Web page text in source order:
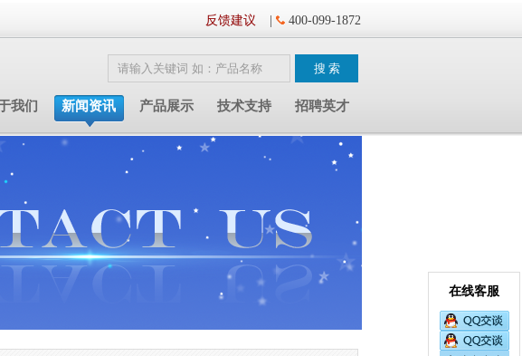
反馈建议 400-099-1872
招聘英才
技术支持
产品展示
新闻资讯
我们
在线客服